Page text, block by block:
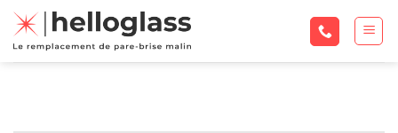
Passer
au
contenu